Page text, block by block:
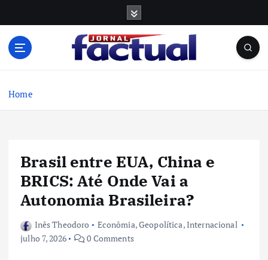
Home
Brasil entre EUA, China e
BRICS: Até Onde Vai a
Autonomia Brasileira?
Inês Theodoro Econômia,Geopolítica,Internacional
julho 7, 2026
0 Comments